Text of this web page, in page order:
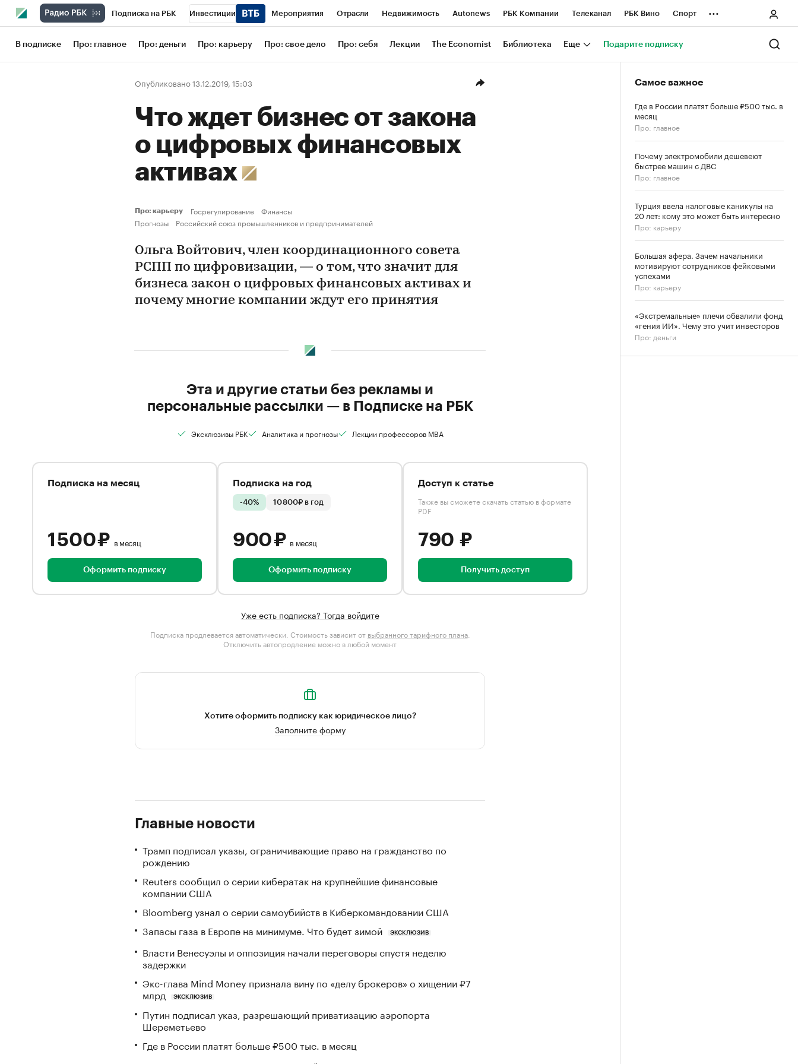
Подписка на РБК Инвестиции Мероприятия Отрасли Недвижимость Autonews РБК Компании Телеканал РБК Вино Спорт
Школа управления РБК РБК Образование РБК Life Тренды Визионеры Национальные проекты Город
Рынок наличной валюты
...
В подписке Про: главное Про: деньги Про: карьеру Про: свое дело Про: себя Лекции The Economist Библиотека Еще Подарите подписку
Опубликовано 13.12.2019, 15:03
Что ждет бизнес от закона
о цифровых финансовых
активах
Про: карьеру Госрегулирование
Финансы
Прогнозы
Российский союз промышленников и предпринимателей
Ольга Войтович, член координационного совета
РСПП по цифровизации, — о том, что значит для
бизнеса закон о цифровых финансовых активах и
почему многие компании ждут его принятия
Эта и другие статьи без рекламы и
персональные рассылки — в Подписке на РБК
Эксклюзивы РБК Аналитика и прогнозы Лекции профессоров MBA
Подписка на месяц
1 500 ₽ в месяц
Оформить подписку
Подписка на год
-40% 10 800₽ в год
900 ₽ в месяц
Оформить подписку
Доступ к статье
Также вы сможете скачать статью в формате
PDF
790 ₽
Получить доступ
Уже есть подписка? Тогда войдите
Подписка продлевается автоматически. Стоимость зависит от выбранного тарифного плана.
Отключить автопродление можно в любой момент
Хотите оформить подписку как юридическое лицо?
Заполните форму
Главные новости
Трамп подписал указы, ограничивающие право на гражданство по
рождению
Reuters сообщил о серии кибератак на крупнейшие финансовые
компании США
Bloomberg узнал о серии самоубийств в Киберкомандовании США
Запасы газа в Европе на минимуме. Что будет зимой
ЭКСКЛЮЗИВ
Власти Венесуэлы и оппозиция начали переговоры спустя неделю
задержки
Экс-глава Mind Money признала вину по «делу брокеров» о хищении ₽7
млрд
ЭКСКЛЮЗИВ
Путин подписал указ, разрешающий приватизацию аэропорта
Шереметьево
Где в России платят больше ₽500 тыс. в месяц
Самое важное
Где в России платят больше ₽500 тыс. в
месяц
Про: главное
Почему электромобили дешевеют
быстрее машин с ДВС
Про: главное
Турция ввела налоговые каникулы на
20 лет: кому это может быть интересно
Про: карьеру
Большая афера. Зачем начальники
мотивируют сотрудников фейковыми
успехами
Про: карьеру
«Экстремальные» плечи обвалили фонд
«гения ИИ». Чему это учит инвесторов
Про: деньги